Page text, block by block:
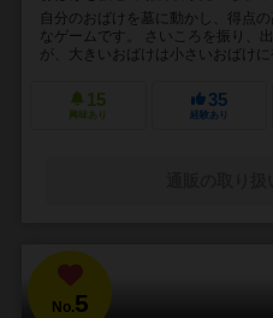
自分のおばけを墓に動かし、得点
なゲームです。 さいころを振り、
が、大きいおばけは小さいおばけに
15
興味あり
35
経験あり
No.5